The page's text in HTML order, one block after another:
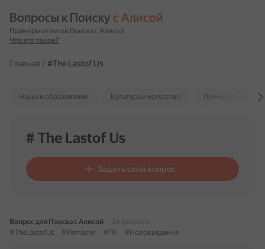
Вопросы к Поиску с Алисой
Примеры ответов Поиска с Алисой
Что это такое?
Главная / #The Lastof Us
Наука и образование Культура и искусство Психология и
# The Lastof Us
Задать свой вопрос
Вопрос для Поиска с Алисой
24 февраля
#TheLastofUs
#Remaster #ПК #Нововведения